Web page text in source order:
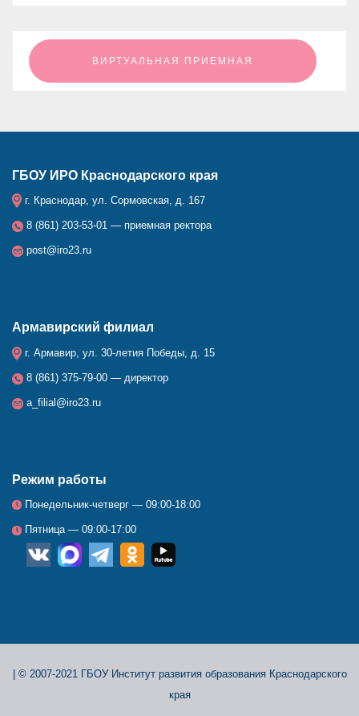
ㅤㅤㅤㅤㅤㅤㅤㅤㅤВИРТУАЛЬНАЯ ПРИЕМНАЯㅤㅤㅤㅤㅤㅤㅤㅤㅤ
ГБОУ ИРО Краснодарского края
г. Краснодар, ул. Сормовская, д. 167
8 (861) 203-53-01 — приемная ректора
post@iro23.ru
Армавирский филиал
г. Армавир, ул. 30-летия Победы, д. 15
8 (861) 375-79-00 — директор
a_filial@iro23.ru
Режим работы
Понедельник-четверг — 09:00-18:00
Пятница — 09:00-17:00
© 2007-2021 ГБОУ Институт развития образования Краснодарского
края